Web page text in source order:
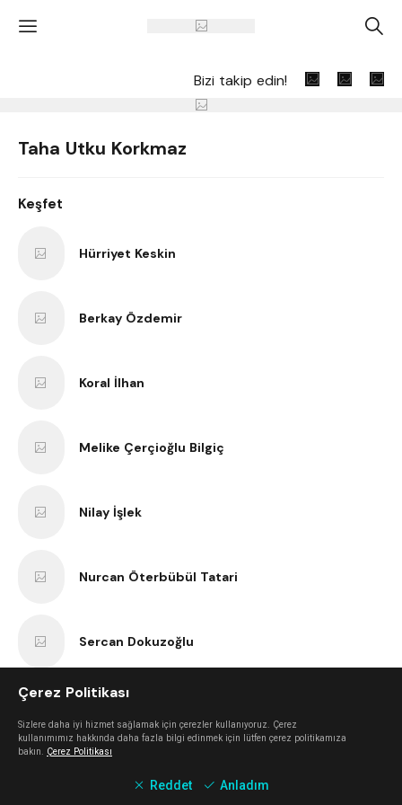
' A
Bizi takip edin!
Taha Utku Korkmaz
Keşfet
Hürriyet Keskin
Berkay Özdemir
Koral İlhan
Melike Çerçioğlu Bilgiç
Nilay İşlek
Nurcan Öterbübül Tatari
Sercan Dokuzoğlu
Çerez Politikası
Sizlere daha iyi hizmet sağlamak için çerezler kullanıyoruz. Çerez
kullanımımız hakkında daha fazla bilgi edinmek için lütfen çerez politikamıza
bakın. Çerez Politikası
Reddet Anladım